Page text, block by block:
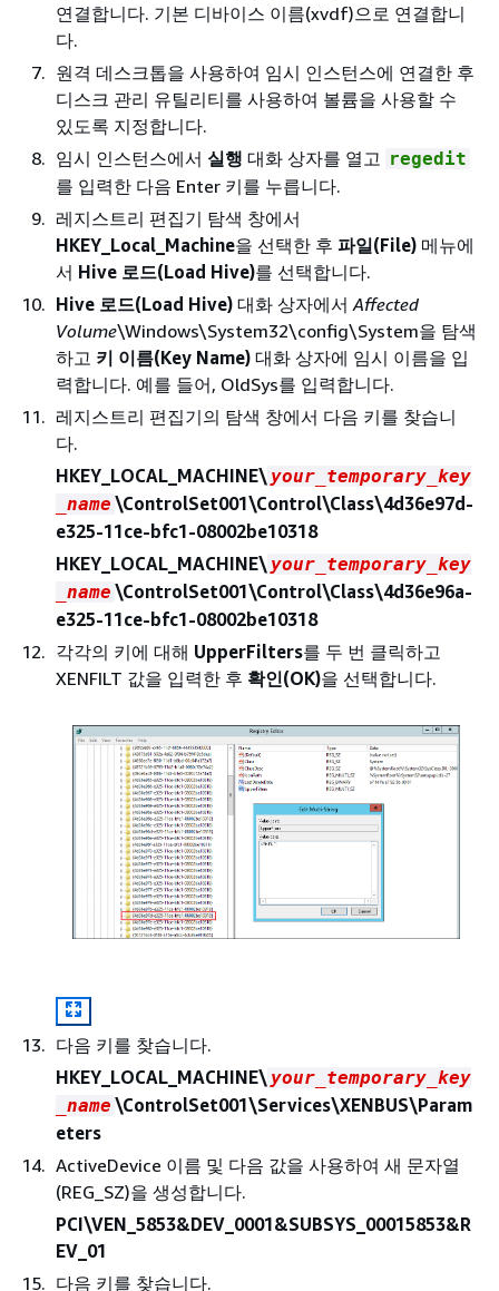
연결합니다. 기본 디바이스 이름(xvdf)으로 연결합니
다.
원격 데스크톱을 사용하여 임시 인스턴스에 연결한 후
디스크 관리 유틸리티를 사용하여 볼륨을 사용할 수
있도록 지정합니다.
임시 인스턴스에서 실행 대화 상자를 열고 regedit
를 입력한 다음 Enter 키를 누릅니다.
레지스트리 편집기 탐색 창에서
HKEY_Local_Machine을 선택한 후 파일(File) 메뉴에
서 Hive 로드(Load Hive)를 선택합니다.
Hive 로드(Load Hive) 대화 상자에서 Affected
Volume\Windows\System32\config\System을 탐색
하고 키 이름(Key Name) 대화 상자에 임시 이름을 입
력합니다. 예를 들어, OldSys를 입력합니다.
레지스트리 편집기의 탐색 창에서 다음 키를 찾습니
다.
HKEY_LOCAL_MACHINE\ your_temporary_key
_name \ControlSet001\Control\Class\4d36e97d-
e325-11ce-bfc1-08002be10318
HKEY_LOCAL_MACHINE\ your_temporary_key
_name \ControlSet001\Control\Class\4d36e96a-
e325-11ce-bfc1-08002be10318
각각의 키에 대해 UpperFilters를 두 번 클릭하고
XENFILT 값을 입력한 후 확인(OK)을 선택합니다.
다음 키를 찾습니다.
HKEY_LOCAL_MACHINE\ your_temporary_key
_name \ControlSet001\Services\XENBUS\Param
eters
ActiveDevice 이름 및 다음 값을 사용하여 새 문자열
(REG_SZ)을 생성합니다.
PCI\VEN_5853&DEV_0001&SUBSYS_00015853&R
EV_01
다음 키를 찾습니다.